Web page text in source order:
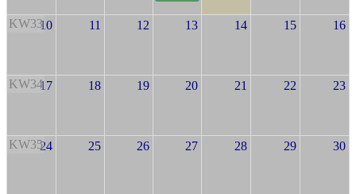
KW3310 11 12 13 14 15 16
KW3417 18 19 20 21 22 23
KW3524 25 26 27 28 29 30